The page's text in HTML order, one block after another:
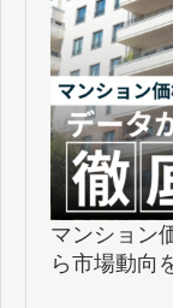
マンション
ら市場動向